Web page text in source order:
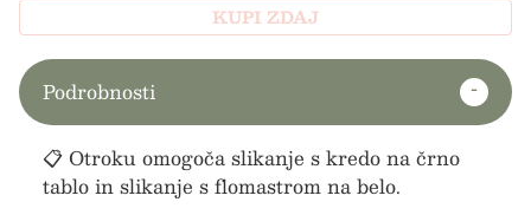
KUPI ZDAJ
Podrobnosti
📋 Otroku omogoča slikanje s kredo na črno
tablo in slikanje s flomastrom na belo.